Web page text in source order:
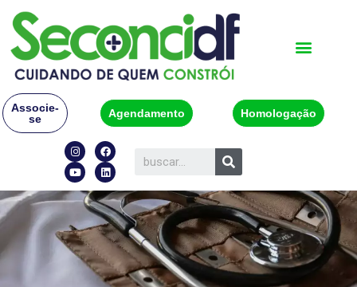
Associe-
se
Agendamento Homologação